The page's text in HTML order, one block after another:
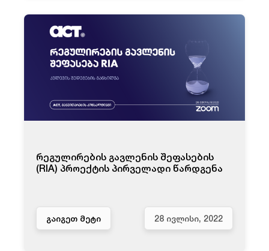
რეგულირების გავლენის შეფასების
(RIA) პროექტის პირველადი წარდგენა
ᲒᲐᲘᲒᲔᲗ ᲛᲔᲢᲘ 28 ᲘᲕᲚᲘᲡᲘ, 2022